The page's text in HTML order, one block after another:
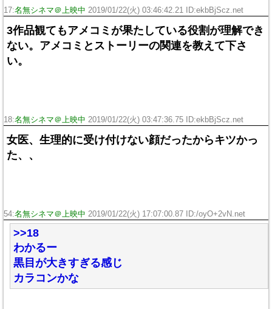
17:名無シネマ＠上映中 2019/01/22(火) 03:46:42.21 ID:ekbBjScz.net
3作品観てもアメコミが果たしている役割が理解でき
ない。アメコミとストーリーの関連を教えて下さ
い。
18:名無シネマ＠上映中 2019/01/22(火) 03:47:36.75 ID:ekbBjScz.net
女医、生理的に受け付けない顔だったからキツかっ
た、、
54:名無シネマ＠上映中 2019/01/22(火) 17:07:00.87 ID:/oyO+2vN.net
>>18
わかるー
黒目が大きすぎる感じ
カラコンかな